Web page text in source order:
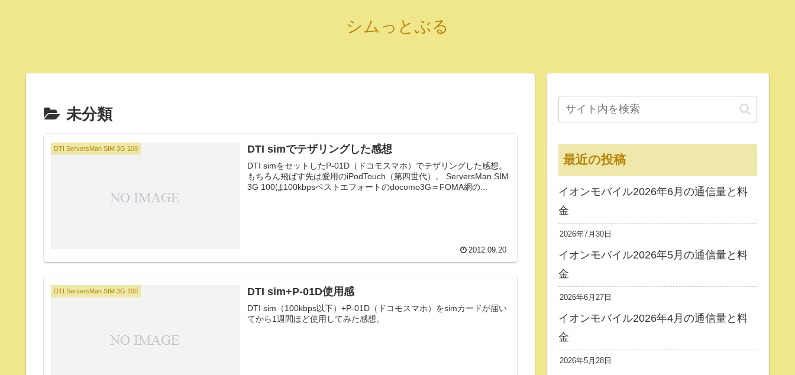
シムっとぶる
未分類
DTI ServersMan SIM 3G 100 DTI simでテザリングした感想
DTI simをセットしたP-01D（ドコモスマホ）でテザリングした感想。
もちろん飛ばす先は愛用のiPodTouch（第四世代）。 ServersMan SIM
3G 100は100kbpsベストエフォートのdocomo3G＝FOMA網の...
2012.09.20
DTI ServersMan SIM 3G 100 DTI sim+P-01D使用感
DTI sim（100kbps以下）+P-01D（ドコモスマホ）をsimカードが届い
てから1週間ほど使用してみた感想。
最近の投稿
イオンモバイル2026年6月の通信量と料
金
2026年7月30日
イオンモバイル2026年5月の通信量と料
金
2026年6月27日
イオンモバイル2026年4月の通信量と料
金
2026年5月28日